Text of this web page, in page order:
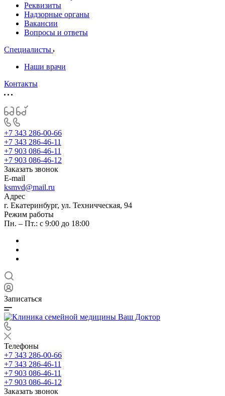
Реквизиты
Надзорные органы
Вакансии
Вопросы и ответы
Специалисты
Наши врачи
Контакты
+7 343 286-00-66
+7 343 286-46-11
+7 903 086-46-11
+7 903 086-46-12
Заказать звонок
E-mail
ksmvd@mail.ru
Адрес
г. Екатеринбург, ул. Техничческая, 94
Режим работы
Пн. – Пт.: с 9:00 до 18:00
Записаться
Телефоны
+7 343 286-00-66
+7 343 286-46-11
+7 903 086-46-11
+7 903 086-46-12
Заказать звонок